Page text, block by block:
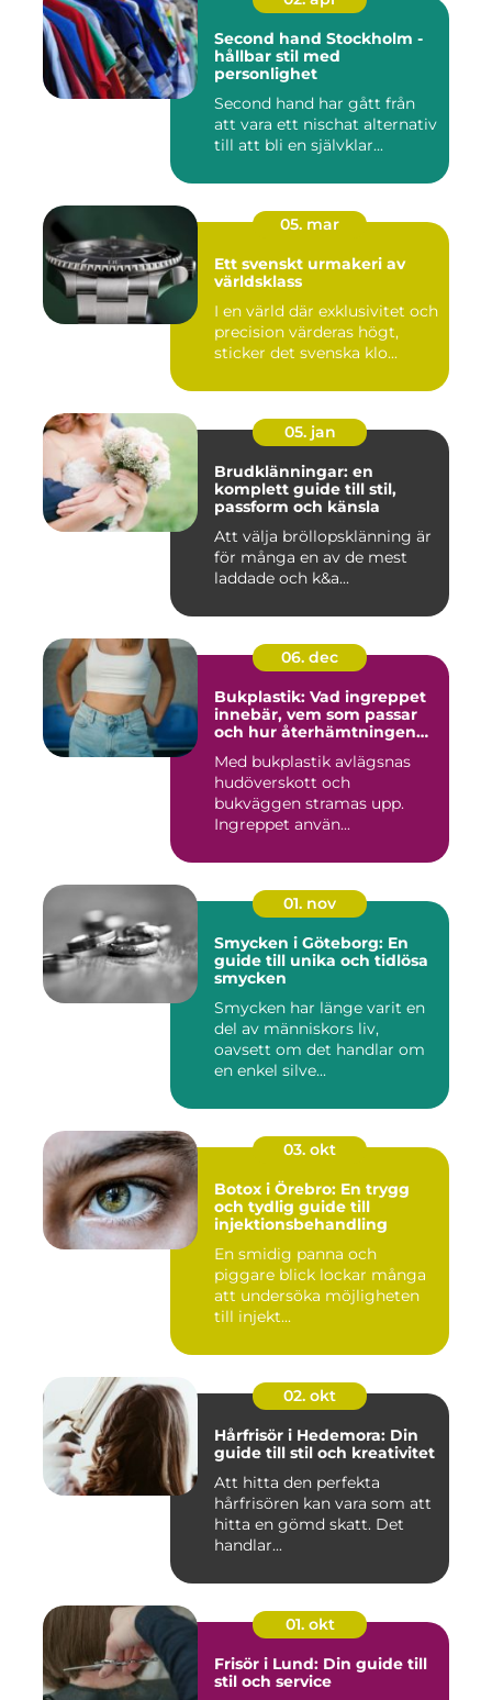
Second hand Stockholm -
hållbar stil med
personlighet
Second hand har gått från
att vara ett nischat alternativ
till att bli en självklar...
05. mar
Ett svenskt urmakeri av
världsklass
I en värld där exklusivitet och
precision värderas högt,
sticker det svenska klo...
05. jan
Brudklänningar: en
komplett guide till stil,
passform och känsla
Att välja bröllopsklänning är
för många en av de mest
laddade och k&a...
06. dec
Bukplastik: Vad ingreppet
innebär, vem som passar
och hur återhämtningen
Med bukplastik avlägsnas
hudöverskott och
bukväggen stramas upp.
Ingreppet använ...
01. nov
Smycken i Göteborg: En
guide till unika och tidlösa
smycken
Smycken har länge varit en
del av människors liv,
oavsett om det handlar om
en enkel silve...
03. okt
Botox i Örebro: En trygg
och tydlig guide till
injektionsbehandling
En smidig panna och
piggare blick lockar många
att undersöka möjligheten
till injekt...
02. okt
Hårfrisör i Hedemora: Din
guide till stil och kreativitet
Att hitta den perfekta
hårfrisören kan vara som att
hitta en gömd skatt. Det
handlar...
01. okt
Frisör i Lund: Din guide till
stil och service